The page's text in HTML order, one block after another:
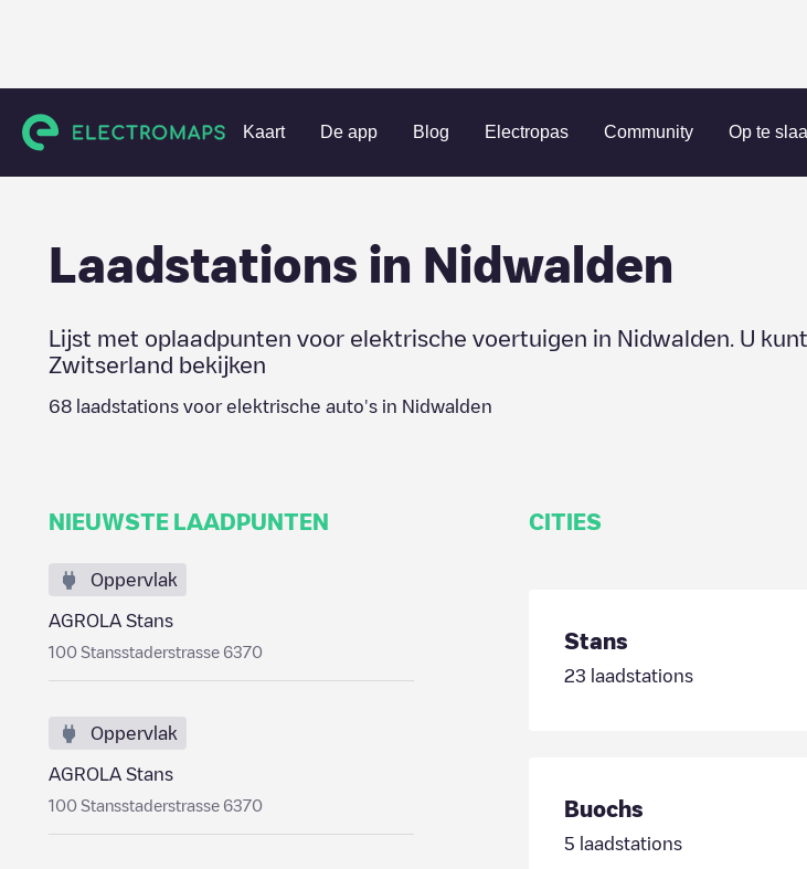
Kaart De app Blog Electropas Community Op te
Charging stations Zwitserland Nidwalden
Laadstations in Nidwalden
Lijst met oplaadpunten voor elektrische voertuigen in Nidwalden . U
Zwitserland bekijken
68 laadstations voor elektrische auto's in Nidwalden
NIEUWSTE LAADPUNTEN
Oppervlak
AGROLA Stans
100 Stansstaderstrasse 6370
Oppervlak
AGROLA Stans
100 Stansstaderstrasse 6370
CITIES
Stans
23 laadstations
Buochs
5 laadstations